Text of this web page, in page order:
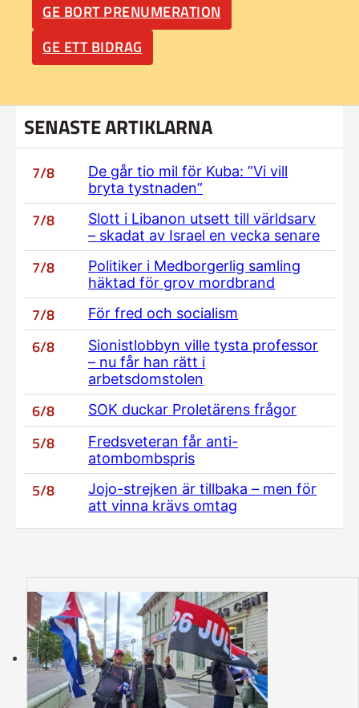
GE BORT PRENUMERATION
GE ETT BIDRAG
SENASTE ARTIKLARNA
7/8
De går tio mil för Kuba: ”Vi vill
bryta tystnaden”
7/8
Slott i Libanon utsett till världsarv
– skadat av Israel en vecka senare
7/8
Politiker i Medborgerlig samling
häktad för grov mordbrand
7/8 För fred och socialism
6/8
Sionistlobbyn ville tysta professor
– nu får han rätt i
arbetsdomstolen
6/8 SOK duckar Proletärens frågor
5/8
Fredsveteran får anti-
atombombspris
5/8
Jojo-strejken är tillbaka – men för
att vinna krävs omtag